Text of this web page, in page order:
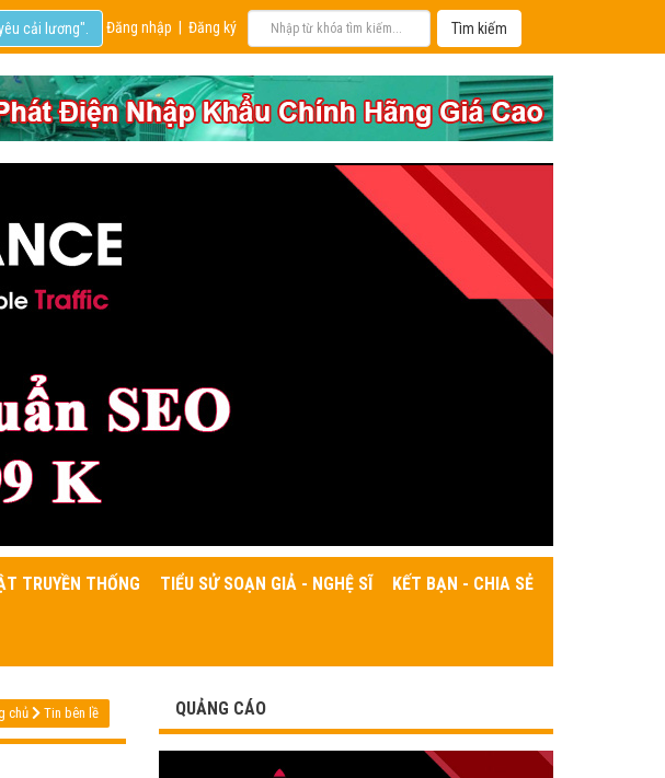
Đăng nhập Đăng ký
cải lương".
TRUYỀN THỐNG TIỂU SỬ SOẠN GIẢ - NGHỆ SĨ KẾT BẠN - CHIA SẺ
chủ Tin bên lề QUẢNG CÁO